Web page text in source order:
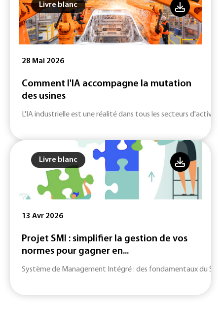
Livre blanc
28 Mai 2026
Comment l'IA accompagne la mutation
des usines
L'IA industrielle est une réalité dans tous les secteurs
Livre blanc
13 Avr 2026
Projet SMI : simplifier la gestion de vos
normes pour gagner en...
Système de Management Intégré : des fondamentaux du